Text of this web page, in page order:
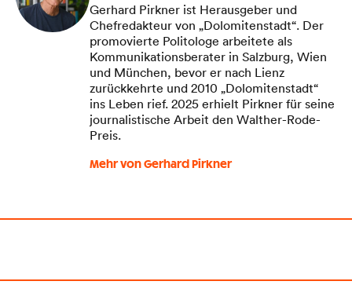
Gerhard Pirkner ist Herausgeber und
Chefredakteur von „Dolomitenstadt“. Der
promovierte Politologe arbeitete als
Kommunikationsberater in Salzburg, Wien
und München, bevor er nach Lienz
zurückkehrte und 2010 „Dolomitenstadt“
ins Leben rief. 2025 erhielt Pirkner für seine
journalistische Arbeit den Walther-Rode-
Preis.
Mehr von Gerhard Pirkner